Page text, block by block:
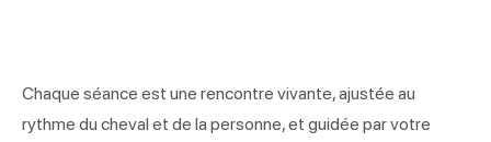
Chaque séance est une rencontre vivante, ajustée au
rythme du cheval et de la personne, et guidée par votre